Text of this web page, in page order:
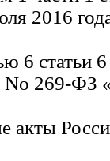
2016
6 статьи 6
No 269-ФЗ
акты